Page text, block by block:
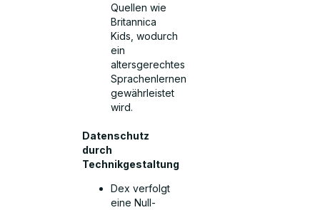
Quellen wie
Britannica
Kids, wodurch
ein
altersgerechtes
Sprachenlernen
gewährleistet
wird.
Datenschutz
durch
Technikgestaltung
Dex verfolgt
eine Null-